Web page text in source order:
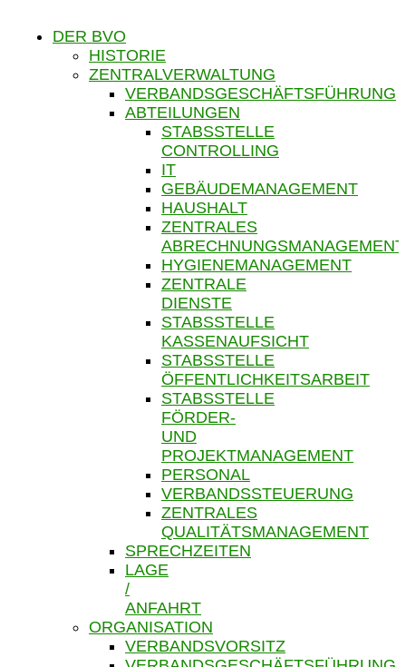
DER BVO
HISTORIE
ZENTRALVERWALTUNG
VERBANDSGESCHÄFTSFÜHRUNG
ABTEILUNGEN
STABSSTELLE
CONTROLLING
IT
GEBÄUDEMANAGEMENT
HAUSHALT
ZENTRALES
ABRECHNUNGSMANAGEMENT
HYGIENEMANAGEMENT
ZENTRALE
DIENSTE
STABSSTELLE
KASSENAUFSICHT
STABSSTELLE
ÖFFENTLICHKEITSARBEIT
STABSSTELLE
FÖRDER-
UND
PROJEKTMANAGEMENT
PERSONAL
VERBANDSSTEUERUNG
ZENTRALES
QUALITÄTSMANAGEMENT
SPRECHZEITEN
LAGE
/
ANFAHRT
ORGANISATION
VERBANDSVORSITZ